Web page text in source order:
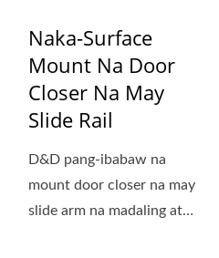
Naka-Surface
Mount Na Door
Closer Na May
Slide Rail
D&D pang-ibabaw na
mount door closer na may
slide arm na madaling at